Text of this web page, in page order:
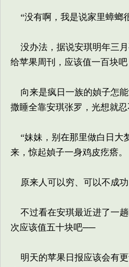
“没有啊，我是说家里蟑螂
没办法，据说安琪明年三月
给苹果周刊，应该值一百块吧
向来是疯日一族的媜子怎能
撒睡全靠安琪张罗，光想就
“妹妹，别在那里做白日大
来，惊起媜子一身鸡皮疙瘩。
原来人可以穷、可以不成
不过看在安琪最近进了一
次应该值五十块吧──
明天的苹果日报应该会有更